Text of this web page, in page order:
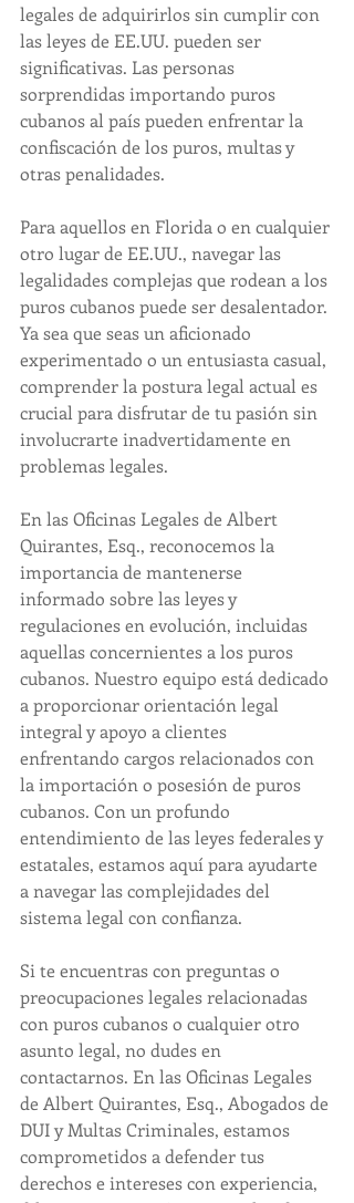
legales de adquirirlos sin cumplir con
las leyes de EE.UU. pueden ser
significativas. Las personas
sorprendidas importando puros
cubanos al país pueden enfrentar la
confiscación de los puros, multas y
otras penalidades.
Para aquellos en Florida o en cualquier
otro lugar de EE.UU., navegar las
legalidades complejas que rodean a los
puros cubanos puede ser desalentador.
Ya sea que seas un aficionado
experimentado o un entusiasta casual,
comprender la postura legal actual es
crucial para disfrutar de tu pasión sin
involucrarte inadvertidamente en
problemas legales.
En las Oficinas Legales de Albert
Quirantes, Esq., reconocemos la
importancia de mantenerse
informado sobre las leyes y
regulaciones en evolución, incluidas
aquellas concernientes a los puros
cubanos. Nuestro equipo está dedicado
a proporcionar orientación legal
integral y apoyo a clientes
enfrentando cargos relacionados con
la importación o posesión de puros
cubanos. Con un profundo
entendimiento de las leyes federales y
estatales, estamos aquí para ayudarte
a navegar las complejidades del
sistema legal con confianza.
Si te encuentras con preguntas o
preocupaciones legales relacionadas
con puros cubanos o cualquier otro
asunto legal, no dudes en
contactarnos. En las Oficinas Legales
de Albert Quirantes, Esq., Abogados de
DUI y Multas Criminales, estamos
comprometidos a defender tus
derechos e intereses con experiencia,